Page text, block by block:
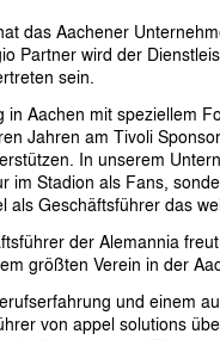
das Aachener
Partner wird der
sein.
in Aachen mit speziellem
Jahren am Tivoli
In unserem
im Stadion als Fans,
als Geschäftsführer das
der Alemannia
größten Verein in der
und einem
von appel solutions